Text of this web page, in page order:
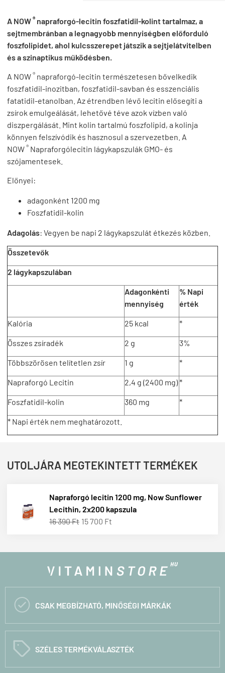
A NOW ® napraforgó-lecitin foszfatidil-kolint tartalmaz, a
sejtmembránban a legnagyobb mennyiségben előforduló
foszfolipidet, ahol kulcsszerepet játszik a sejtjelátvitelben
és a szinaptikus működésben.
A NOW ® napraforgó-lecitin természetesen bővelkedik
foszfatidil-inozitban, foszfatidil-savban és esszenciális
fatatidil-etanolban. Az étrendben lévő lecitin elősegíti a
zsírok emulgeálását, lehetővé téve azok vízben való
diszpergálását. Mint kolin tartalmú foszfolipid, a kolinja
könnyen felszívódik és hasznosul a szervezetben. A
NOW ® Napraforgólecitin lágykapszulák GMO- és
szójamentesek.
Előnyei:
adagonként 1200 mg
Foszfatidil-kolin
Adagolás: Vegyen be napi 2 lágykapszulát étkezés közben.
Összetevők
2 lágykapszulában
Adagonkénti
mennyiség
% Napi
érték
Kalória 25 kcal *
Összes zsíradék 2 g 3%
Többszörösen telítetlen zsír 1 g *
Napraforgó Lecitin 2,4 g (2400 mg)*
Foszfatidil-kolin 360 mg *
* Napi érték nem meghatározott.
UTOLJÁRA MEGTEKINTETT TERMÉKEK
Napraforgó lecitin 1200 mg, Now Sunflower
Lecithin, 2x200 kapszula
16 390 Ft 15 700 Ft
 CSAK MEGBÍZHATÓ, MINŐSÉGI MÁRKÁK
C SZÉLES TERMÉKVÁLASZTÉK